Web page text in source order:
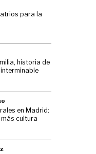
para la
historia de
en Madrid:
cultura